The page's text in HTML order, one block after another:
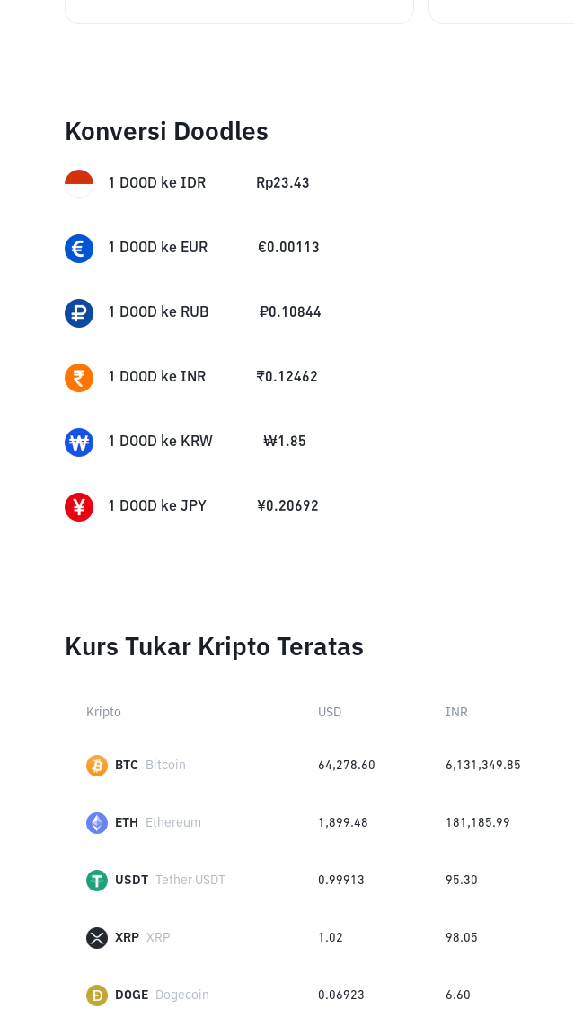
Konversi Doodles
1 DOOD ke IDR Rp23.43
1 DOOD ke EUR €0.00113
1 DOOD ke RUB ₽0.10844
1 DOOD ke INR ₹0.12462
1 DOOD ke KRW ₩1.85
1 DOOD ke JPY ¥0.20692
Kurs Tukar Kripto Teratas
Kripto USD INR
BTC Bitcoin 64,278.60 6,131,349.85
ETH Ethereum 1,899.48 181,185.99
USDT Tether USDT 0.99913 95.30
XRP XRP 1.02 98.05
DOGE Dogecoin 0.06923 6.60